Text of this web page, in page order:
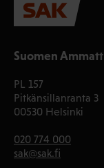
Suomen
PL 157
Pitkänsillanranta 3
00530 Helsinki
020 774 000
sak@sak.fi